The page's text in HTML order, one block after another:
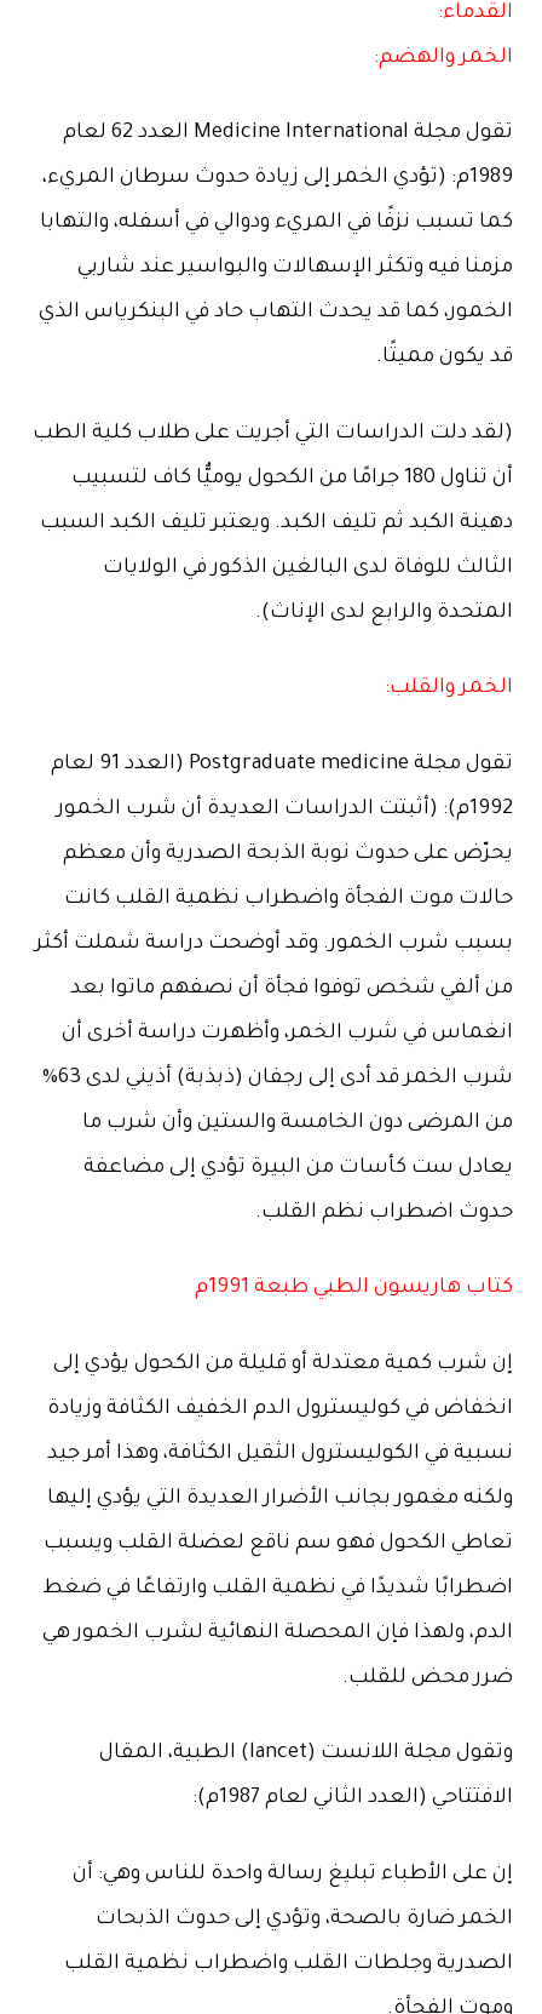
القدماء:
الخمر والهضم:
تقول مجلة Medicine International العدد 62 لعام
1989م: (تؤدي الخمر إلى زيادة حدوث سرطان المريء،
كما تسبب نزفًا في المريء ودوالي في أسفله، والتهابا
مزمنا فيه وتكثر الإسهالات والبواسير عند شاربي
الخمور، كما قد يحدث التهاب حاد في البنكرياس الذي
قد يكون مميتًا.
(لقد دلت الدراسات التي أجريت على طلاب كلية الطب
أن تناول 180 جرامًا من الكحول يوميٌّا كاف لتسبيب
دهينة الكبد ثم تليف الكبد. ويعتبر تليف الكبد السبب
الثالث للوفاة لدى البالغين الذكور في الولايات
المتحدة والرابع لدى الإناث).
الخمر والقلب:
تقول مجلة Postgraduate medicine (العدد 91 لعام
1992م): (أثبتت الدراسات العديدة أن شرب الخمور
يحرّض على حدوث نوبة الذبحة الصدرية وأن معظم
حالات موت الفجأة واضطراب نظمية القلب كانت
بسبب شرب الخمور. وقد أوضحت دراسة شملت أكثر
من ألفي شخص توفوا فجأة أن نصفهم ماتوا بعد
انغماس في شرب الخمر، وأظهرت دراسة أخرى أن
شرب الخمر قد أدى إلى رجفان (ذبذبة) أذيني لدى 63%
من المرضى دون الخامسة والستين وأن شرب ما
يعادل ست كأسات من البيرة تؤدي إلى مضاعفة
حدوث اضطراب نظم القلب.
كتاب هاريسون الطبي طبعة 1991م
إن شرب كمية معتدلة أو قليلة من الكحول يؤدي إلى
انخفاض في كوليسترول الدم الخفيف الكثافة وزيادة
نسبية في الكوليسترول الثقيل الكثافة، وهذا أمر جيد
ولكنه مغمور بجانب الأضرار العديدة التي يؤدي إليها
تعاطي الكحول فهو سم ناقع لعضلة القلب ويسبب
اضطرابًا شديدًا في نظمية القلب وارتفاعًا في ضغط
الدم، ولهذا فإن المحصلة النهائية لشرب الخمور هي
ضرر محض للقلب.
وتقول مجلة اللانست (lancet) الطبية، المقال
الافتتاحي (العدد الثاني لعام 1987م):
إن على الأطباء تبليغ رسالة واحدة للناس وهي: أن
الخمر ضارة بالصحة، وتؤدي إلى حدوث الذبحات
الصدرية وجلطات القلب واضطراب نظمية القلب
وموت الفجأة.